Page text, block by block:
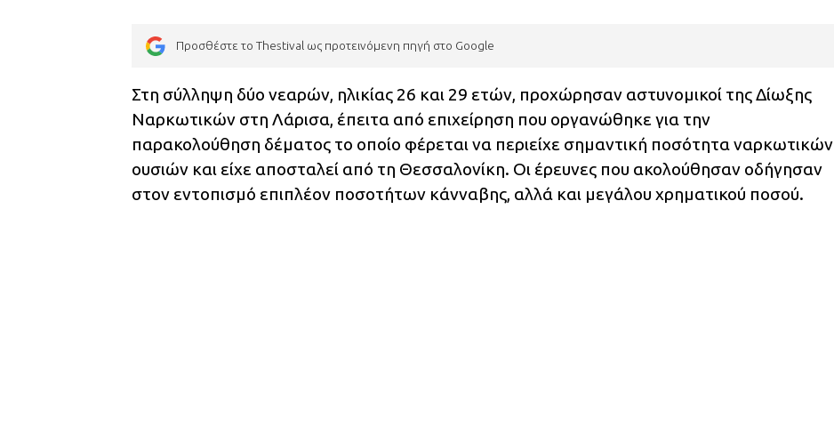
Προσθέστε το Thestival ως προτεινόμενη πηγή στο Google
Στη σύλληψη δύο νεαρών, ηλικίας 26 και 29 ετών, προχώρησαν αστυνομικοί της Δίωξης
Ναρκωτικών στη Λάρισα, έπειτα από επιχείρηση που οργανώθηκε για την
παρακολούθηση δέματος το οποίο φέρεται να περιείχε σημαντική ποσότητα ναρκωτικών
ουσιών και είχε αποσταλεί από τη Θεσσαλονίκη. Οι έρευνες που ακολούθησαν οδήγησαν
στον εντοπισμό επιπλέον ποσοτήτων κάνναβης, αλλά και μεγάλου χρηματικού ποσού.